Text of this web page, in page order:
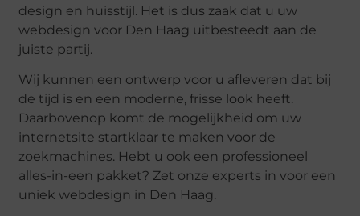
design en huisstijl. Het is dus zaak dat u uw
webdesign voor Den Haag uitbesteedt aan de
juiste partij.
Wij kunnen een ontwerp voor u afleveren dat bij
de tijd is en een moderne, frisse look heeft.
Daarbovenop komt de mogelijkheid om uw
internetsite startklaar te maken voor de
zoekmachines. Hebt u ook een professioneel
alles-in-een pakket? Zet onze experts in voor een
uniek webdesign in Den Haag.